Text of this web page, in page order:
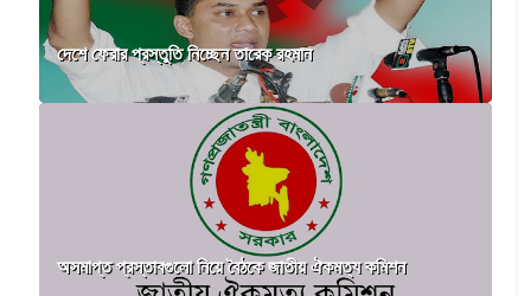
দেশে ফেরার প্রস্তুতি নিচ্ছেন তারেক রহমান
অসমাপ্ত প্রস্তাবগুলো নিয়ে বৈঠকে জাতীয় ঐকমত্য কমিশন